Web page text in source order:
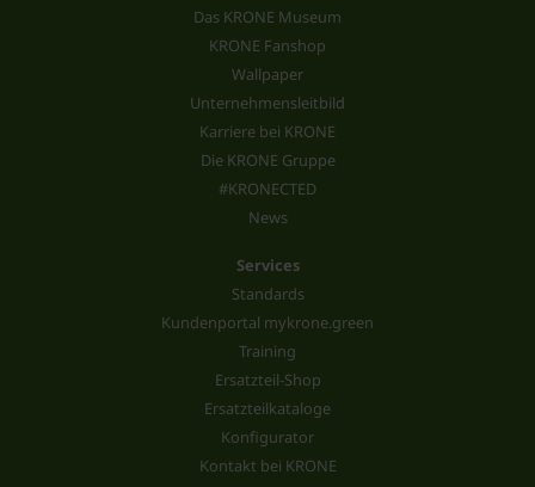
Das KRONE Museum
KRONE Fanshop
Wallpaper
Unternehmensleitbild
Karriere bei KRONE
Die KRONE Gruppe
#KRONECTED
News
Services
Standards
Kundenportal mykrone.green
Training
Ersatzteil-Shop
Ersatzteilkataloge
Konfigurator
Kontakt bei KRONE